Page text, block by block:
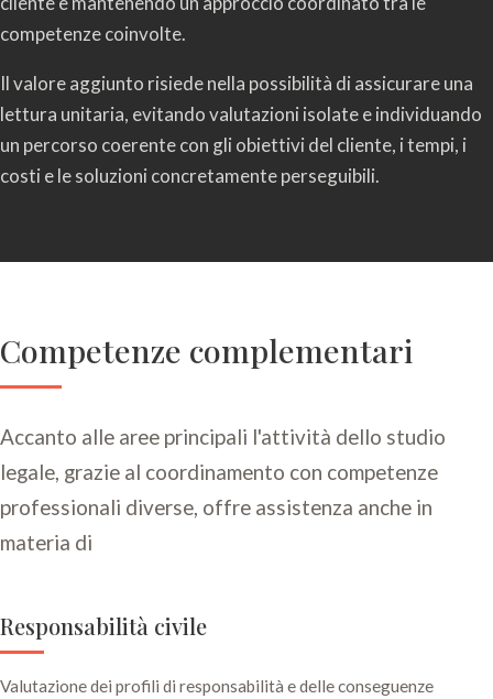
competenze coinvolte.
Il valore aggiunto risiede nella possibilità di assicurare una
lettura unitaria, evitando valutazioni isolate e individuando
un percorso coerente con gli obiettivi del cliente, i tempi, i
costi e le soluzioni concretamente perseguibili.
Competenze complementari
Accanto alle aree principali l'attività dello studio
legale, grazie al coordinamento con competenze
professionali diverse, offre assistenza anche in
materia di
Responsabilità civile
Valutazione dei profili di responsabilità e delle conseguenze